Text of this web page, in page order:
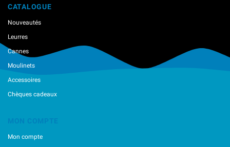
CATALOGUE
Nouveautés
Leurres
Cannes
Moulinets
Accessoires
Chèques cadeaux
MON COMPTE
Mon compte